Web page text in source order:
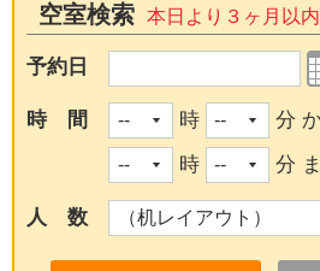
空室検索 本日より３ヶ月以
予約日
時 間 時
分
時
分
人 数